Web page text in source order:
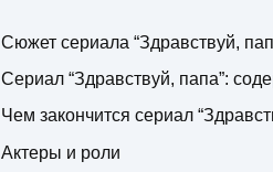
Сюжет сериала “Здравствуй,
Сериал “Здравствуй, папа”:
Чем закончится сериал
Актеры и роли